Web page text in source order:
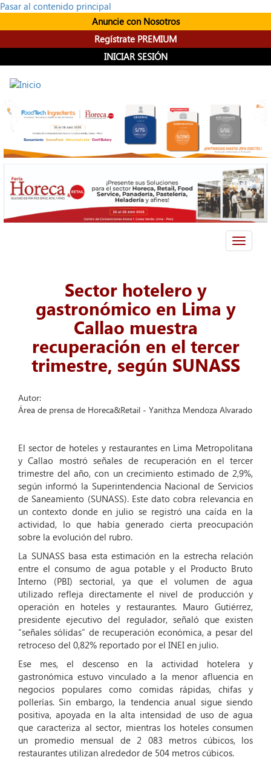
Pasar al contenido principal
Anuncie con Nosotros
Regístrate PREMIUM
INICIAR SESIÓN
Toggle
Sector hotelero y
gastronómico en Lima y
Callao muestra
recuperación en el tercer
trimestre, según SUNASS
Autor:
Área de prensa de Horeca&Retail - Yanithza Mendoza Alvarado
El sector de hoteles y restaurantes en Lima Metropolitana
y Callao mostró señales de recuperación en el tercer
trimestre del año, con un crecimiento estimado de 2,9%,
según informó la Superintendencia Nacional de Servicios
de Saneamiento (SUNASS). Este dato cobra relevancia en
un contexto donde en julio se registró una caída en la
actividad, lo que había generado cierta preocupación
sobre la evolución del rubro.
La SUNASS basa esta estimación en la estrecha relación
entre el consumo de agua potable y el Producto Bruto
Interno (PBI) sectorial, ya que el volumen de agua
utilizado refleja directamente el nivel de producción y
operación en hoteles y restaurantes. Mauro Gutiérrez,
presidente ejecutivo del regulador, señaló que existen
“señales sólidas” de recuperación económica, a pesar del
retroceso del 0,82% reportado por el INEI en julio.
Ese mes, el descenso en la actividad hotelera y
gastronómica estuvo vinculado a la menor afluencia en
negocios populares como comidas rápidas, chifas y
pollerías. Sin embargo, la tendencia anual sigue siendo
positiva, apoyada en la alta intensidad de uso de agua
que caracteriza al sector, mientras los hoteles consumen
un promedio mensual de 2 083 metros cúbicos, los
restaurantes utilizan alrededor de 504 metros cúbicos.